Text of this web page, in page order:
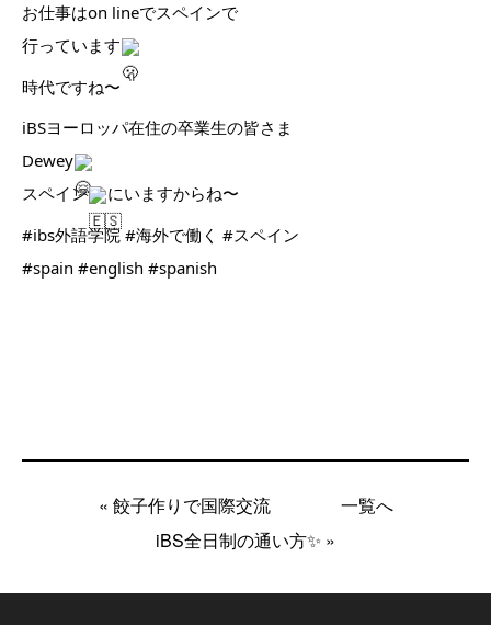
お仕事はon lineでスペインで
行っています
時代ですね〜
iBSヨーロッパ在住の卒業生の皆さま
Dewey
スペイン
にいますからね〜
#ibs外語学院 #海外で働く #スペイン
#spain #english #spanish
« 餃子作りで国際交流
一覧へ
iBS全日制の通い方✨ »